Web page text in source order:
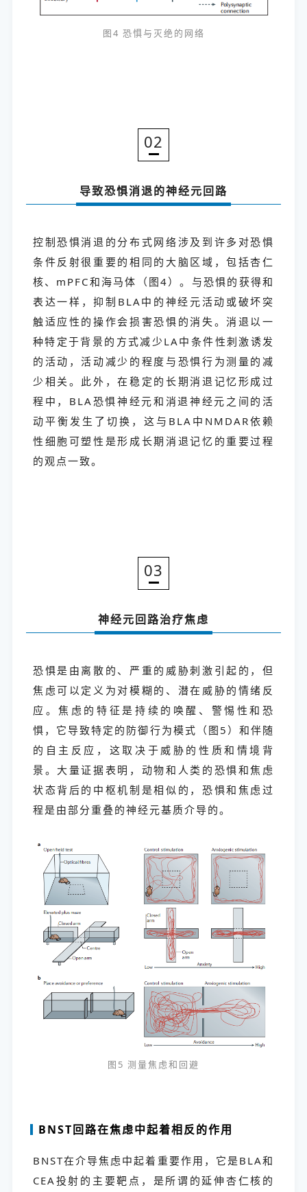
图4 恐惧与灭绝的网络
02
导致恐惧消退的神经元回路
控制恐惧消退的分布式网络涉及到许多对恐惧
条件反射很重要的相同的大脑区域，包括杏仁
核、mPFC和海马体（图4）。与恐惧的获得和
表达一样，抑制BLA中的神经元活动或破坏突
触适应性的操作会损害恐惧的消失。消退以一
种特定于背景的方式减少LA中条件性刺激诱发
的活动，活动减少的程度与恐惧行为测量的减
少相关。此外，在稳定的长期消退记忆形成过
程中，BLA恐惧神经元和消退神经元之间的活
动平衡发生了切换，这与BLA中NMDAR依赖
性细胞可塑性是形成长期消退记忆的重要过程
的观点一致。
03
神经元回路治疗焦虑
恐惧是由离散的、严重的威胁刺激引起的，但
焦虑可以定义为对模糊的、潜在威胁的情绪反
应。焦虑的特征是持续的唤醒、警惕性和恐
惧，它导致特定的防御行为模式（图5）和伴随
的自主反应，这取决于威胁的性质和情境背
景。大量证据表明，动物和人类的恐惧和焦虑
状态背后的中枢机制是相似的，恐惧和焦虑过
程是由部分重叠的神经元基质介导的。
图5 测量焦虑和回避
BNST回路在焦虑中起着相反的作用
BNST在介导焦虑中起着重要作用，它是BLA和
CEA投射的主要靶点，是所谓的延伸杏仁核的